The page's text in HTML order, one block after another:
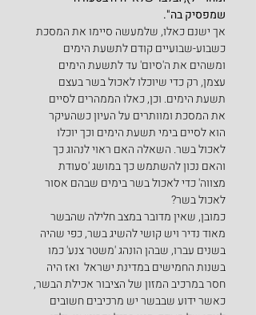
שמפסיק בה".
אך ישנם כאלו, שלמעשה סיימו את המסכת
כשבוע-שבועיים קודם לתשעת הימים
ומשהים את ה'סיום' עד לתשעת הימים
עצמן, רק כדי שיוכלו לאכול בשר בעצם
תשעת הימים. וכן, כאלו הממהרים לסיים
את המסכת ומוותרים על העיון כשהעיקר
הוא לסיים בימי תשעת הימים וכך יוכלו
לאכול בשר. השאלה האם ראוי לנהוג כך
והאם נכון להשתמש כך במושג 'סעודת
מצווה' כדי לאכול בשר בימים שבהם אסור
לאכול בשר?
כמובן, שאין מדובר במצב חלילה שהבשר
מאוד נדיר ויש קושי להשיג בשר, כפי שהיה
בשנים עברו, שבהן הונהג 'משטר צנע' כמו
בשנות החמישים במדינת ישראל  ואז היה
חסר במרכיב המזון של הציבור אכילת הבשר,
כאשר ידוע שבבשר יש מרכיבים חשובים